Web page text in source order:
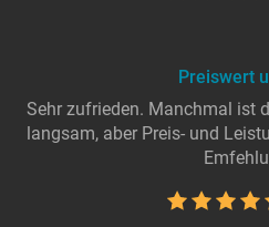
Preiswert
Sehr zufrieden. Manchmal ist
langsam, aber Preis- und